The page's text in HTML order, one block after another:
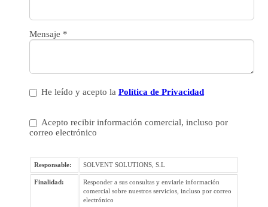
Mensaje *
He leído y acepto la Política de Privacidad
Acepto recibir información comercial, incluso por
correo electrónico
Responsable: SOLVENT SOLUTIONS, S.L
Finalidad:
Responder a sus consultas y enviarle información
comercial sobre nuestros servicios, incluso por correo
electrónico